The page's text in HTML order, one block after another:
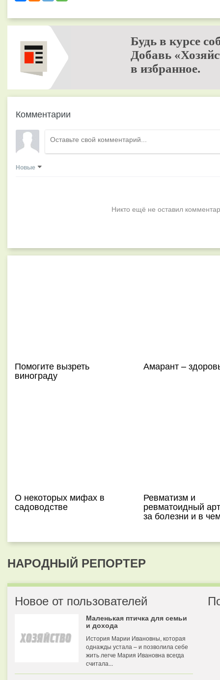
Будь в курсе
Добавь
в избранное.
Комментарии
Новые
Никто ещё не оставил
Помогите вызреть
винограду
Амарант –
О некоторых мифах в
садоводстве
Ревматизм и
ревматоидный
за болезни и в
НАРОДНЫЙ РЕПОРТЕР
Новое от пользователей
Маленькая птичка для семьи
и дохода
История Марии Ивановны, которая
однажды устала – и позволила себе
жить легче Мария Ивановна всегда
считала...